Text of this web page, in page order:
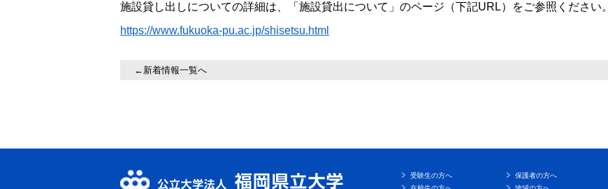
施設貸し出しについての詳細は、「施設貸出について」のページ（下記URL）をご参照ください。
https://www.fukuoka-pu.ac.jp/shisetsu.html
←新着情報一覧へ
受験生の方へ
保護者の方へ